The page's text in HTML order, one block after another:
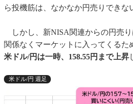
ら投機筋は、なかなか円売りできな
しかし、新NISA関連からの円売り
関係なくマーケットに入ってくるた
米ドル/円は一時、158.55円まで上昇
米ドル/円 週足